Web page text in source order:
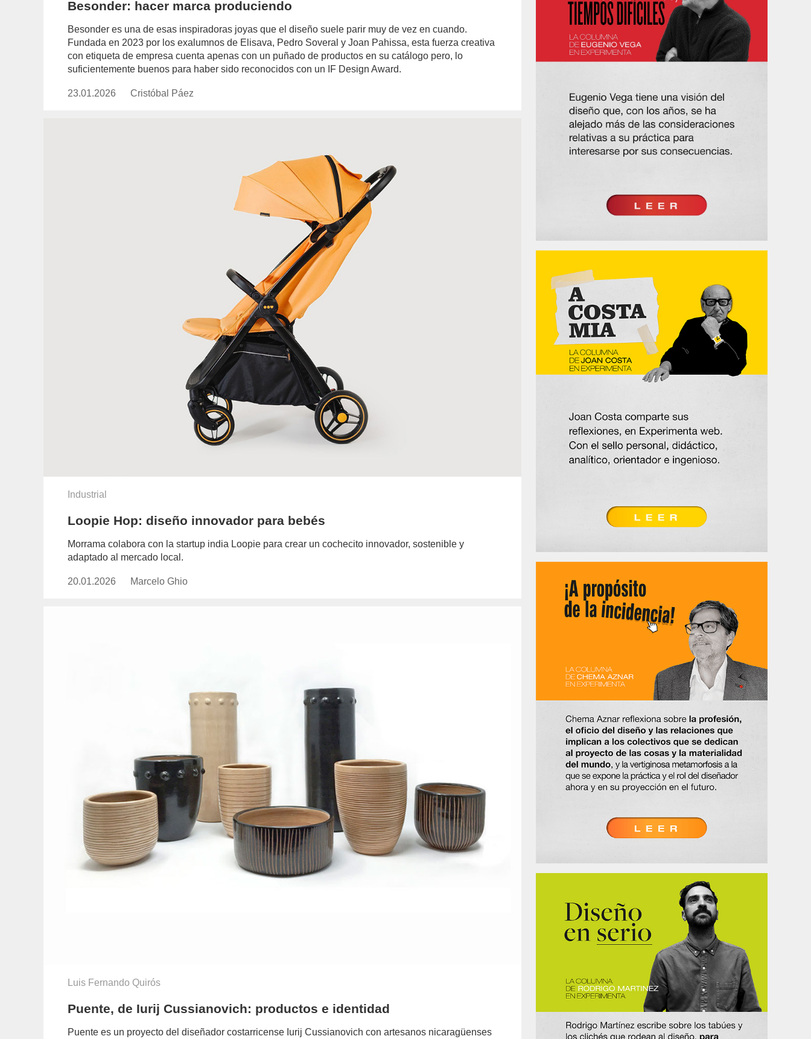
Besonder: hacer marca produciendo
Besonder es una de esas inspiradoras joyas que el diseño suele parir muy de vez en cuando.
Fundada en 2023 por los exalumnos de Elisava, Pedro Soveral y Joan Pahissa, esta fuerza creativa
con etiqueta de empresa cuenta apenas con un puñado de productos en su catálogo pero, lo
suficientemente buenos para haber sido reconocidos con un IF Design Award.
Publicado
23.01.2026
https://www.experimenta.es/author/cristobal-
Cristóbal Páez
Industrial
Loopie Hop: diseño innovador para bebés
Morrama colabora con la startup india Loopie para crear un cochecito innovador, sostenible y
adaptado al mercado local.
Publicado
20.01.2026
https://www.experimenta.es/author/marcelo-
Marcelo Ghio
Luis Fernando Quirós
Puente, de Iurij Cussianovich: productos e identidad
Puente es un proyecto del diseñador costarricense Iurij Cussianovich con artesanos nicaragüenses